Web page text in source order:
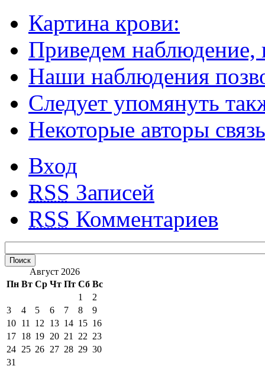
Картина крови:
Приведем
Наши наблюдения
Следует упомянуть
Некоторые авторы
Вход
RSS Записей
RSS Комментариев
Август 2026
Пн Вт Ср Чт Пт Сб Вс
1
2
3
4 5 6 7 8
9
10 11 12 13 14 15 16
17 18 19 20 21 22 23
24 25 26 27 28 29 30
31